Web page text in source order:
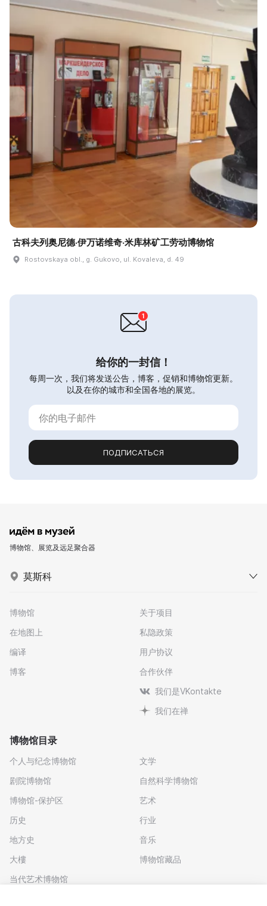
古科夫列奥尼德·伊万诺维奇·米库林矿工劳动博物馆
Rostovskaya obl., g. Gukovo, ul. Kovaleva, d. 49
给你的一封信！
每周一次，我们将发送公告，博客，促销和博物馆更新。
以及在你的城市和全国各地的展览。
ПОДПИСАТЬСЯ
博物馆、展览及远足聚合器
莫斯科
博物馆
在地图上
编译
博客
关于项目
私隐政策
用户协议
合作伙伴
我们是VKontakte
我们在禅
博物馆目录
个人与纪念博物馆
剧院博物馆
博物馆-保护区
历史
地方史
大樓
当代艺术博物馆
文学
自然科学博物馆
艺术
行业
音乐
博物馆藏品